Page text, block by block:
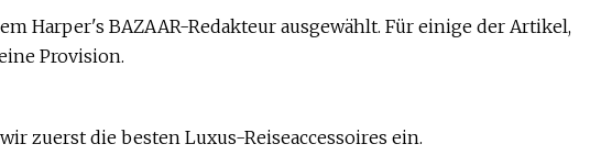
Harper's BAZAAR-Redakteur ausgewählt. Für einige der Artikel,
Provision.
zuerst die besten Luxus-Reiseaccessoires ein.